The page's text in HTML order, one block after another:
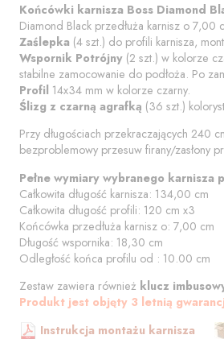
Końcówki karnisza Boss Diamond
Diamond Black przedłuża karnisz o 7,00
Zaślepka (4 szt.) do profili karnisza,
Wspornik Potrójny (2 szt.) w kolorze
stabilne zamocowanie do podłoża. Po
Profil 14x34 mm w kolorze czarny.
Ślizg z czarną agrafką (36 szt.)
Przy długościach przekraczających 240
bezproblemowy przesuw firany/zasłony
Pełne wymiary wybranego karnisza
Całkowita długość karnisza: 134,00 cm
Całkowita długość profili: 120 cm x3
Końcówka przedłuża karnisz o: 7,00 cm
Długość wspornika: 18,30 cm
Odległość końca profilu od : 10.00 cm
Zestaw zawiera również klucz
Produkt jest objęty 3 letnią
Instrukcja montażu karnisza